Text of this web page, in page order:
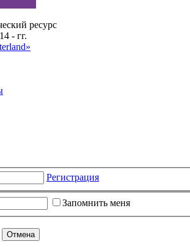
ресурс
- гг.
Регистрация
Запомнить меня
Отмена